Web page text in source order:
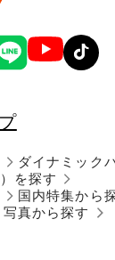
を探す
ダイナミック
国内特集から
写真から探す